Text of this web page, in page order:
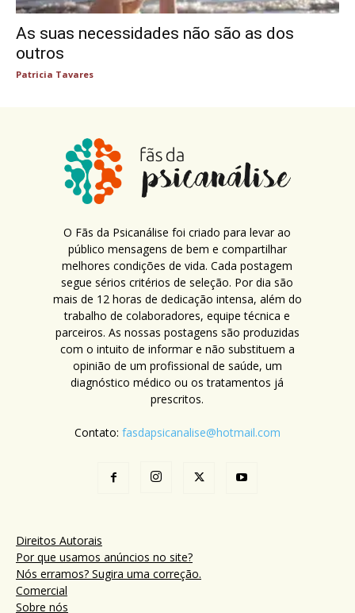
As suas necessidades não são as dos
outros
Patricia Tavares
O Fãs da Psicanálise foi criado para levar ao
público mensagens de bem e compartilhar
melhores condições de vida. Cada postagem
segue sérios critérios de seleção. Por dia são
mais de 12 horas de dedicação intensa, além do
trabalho de colaboradores, equipe técnica e
parceiros. As nossas postagens são produzidas
com o intuito de informar e não substituem a
opinião de um profissional de saúde, um
diagnóstico médico ou os tratamentos já
prescritos.
Contato: fasdapsicanalise@hotmail.com
Direitos Autorais
Por que usamos anúncios no site?
Nós erramos? Sugira uma correção.
Comercial
Sobre nós